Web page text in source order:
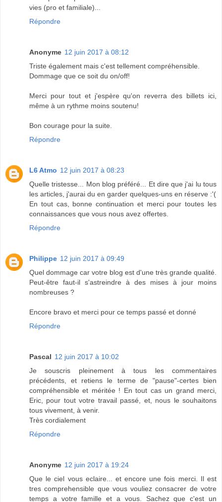
vies (pro et familiale)...
Répondre
Anonyme 12 juin 2017 à 08:12
Triste également mais c'est tellement compréhensible.
Dommage que ce soit du on/off!
Merci pour tout et j'espère qu'on reverra des billets ici,
même à un rythme moins soutenu!
Bon courage pour la suite.
Répondre
L6 Atmo 12 juin 2017 à 08:23
Quelle tristesse... Mon blog préféré... Et dire que j'ai lu tous
les articles, j'aurai du en garder quelques-uns en réserve :'(
En tout cas, bonne continuation et merci pour toutes les
connaissances que vous nous avez offertes.
Répondre
Philippe 12 juin 2017 à 09:49
Quel dommage car votre blog est d'une très grande qualité.
Peut-être faut-il s'astreindre à des mises à jour moins
nombreuses ?
Encore bravo et merci pour ce temps passé et donné
Répondre
Pascal 12 juin 2017 à 10:02
Je souscris pleinement à tous les commentaires
précédents, et retiens le terme de "pause"-certes bien
compréhensible et méritée ! En tout cas un grand merci,
Eric, pour tout votre travail passé, et, nous le souhaitons
tous vivement, à venir.
Très cordialement
Répondre
Anonyme 12 juin 2017 à 19:24
Que le ciel vous eclaire... et encore une fois merci. Il est
tres comprehensible que vous vouliez consacrer de votre
temps a votre famille et a vous. Sachez que c'est un